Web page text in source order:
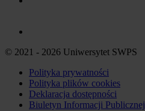
© 2021 - 2026 Uniwersytet SWPS
Polityka prywatności
Polityka plików cookies
Deklaracja dostępności
Biuletyn Informacji Publicznej